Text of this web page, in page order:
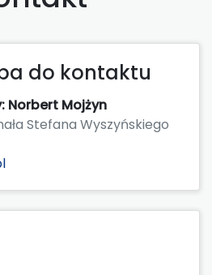
do kontaktu
Norbert Mojżyn
Stefana Wyszyńskiego